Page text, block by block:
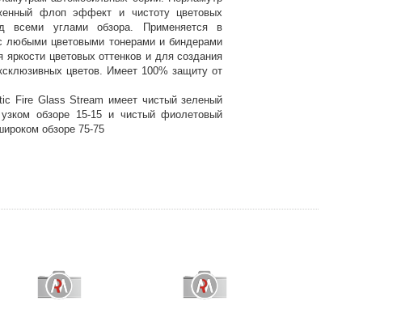
флоп эффект и чистоту цветовых
всеми углами обзора. Применяется в
любыми цветовыми тонерами и биндерами
яркости цветовых оттенков и для создания
цветов. Имеет 100% защиту от
Fire Glass Stream имеет чистый зеленый
узком обзоре 15-15 и чистый фиолетовый
обзоре 75-75